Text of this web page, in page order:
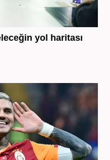
yol haritası